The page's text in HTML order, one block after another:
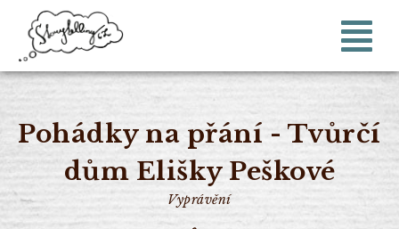
Pohádky na přání - Tvůrčí
dům Elišky Peškové
Vyprávění